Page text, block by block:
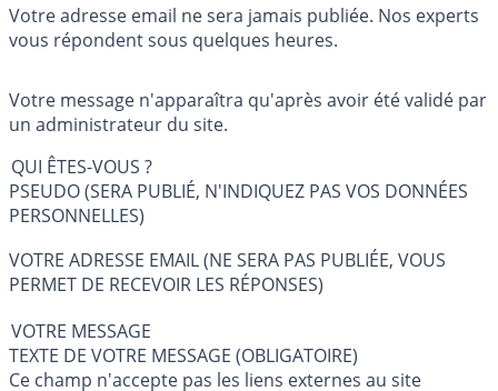
Votre adresse email ne sera jamais publiée. Nos experts
vous répondent sous quelques heures.
Votre message n'apparaîtra qu'après avoir été validé par
un administrateur du site.
QUI ÊTES-VOUS ?
PSEUDO (SERA PUBLIÉ, N'INDIQUEZ PAS VOS DONNÉES
PERSONNELLES)
VOTRE ADRESSE EMAIL (NE SERA PAS PUBLIÉE, VOUS
PERMET DE RECEVOIR LES RÉPONSES)
VOTRE MESSAGE
TEXTE DE VOTRE MESSAGE (OBLIGATOIRE)
Ce champ n'accepte pas les liens externes au site